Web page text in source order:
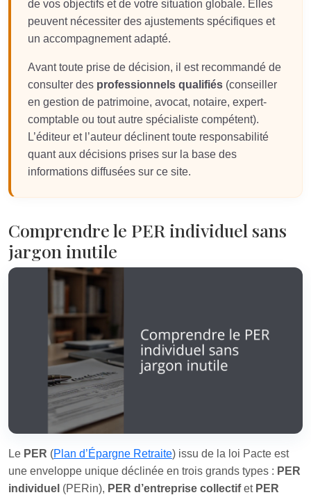
de vos objectifs et de votre situation globale. Elles
peuvent nécessiter des ajustements spécifiques et
un accompagnement adapté.
Avant toute prise de décision, il est recommandé de
consulter des professionnels qualifiés (conseiller
en gestion de patrimoine, avocat, notaire, expert-
comptable ou tout autre spécialiste compétent).
L’éditeur et l’auteur déclinent toute responsabilité
quant aux décisions prises sur la base des
informations diffusées sur ce site.
Comprendre le PER individuel sans
jargon inutile
Le PER (Plan d’Épargne Retraite) issu de la loi Pacte est
une enveloppe unique déclinée en trois grands types : PER
individuel (PERin), PER d’entreprise collectifet PER